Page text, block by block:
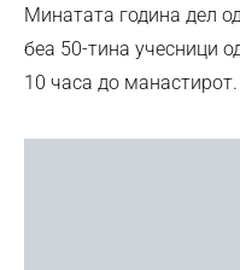
Минатата година дел
беа 50-тина учесници
10 часа до манастирот.